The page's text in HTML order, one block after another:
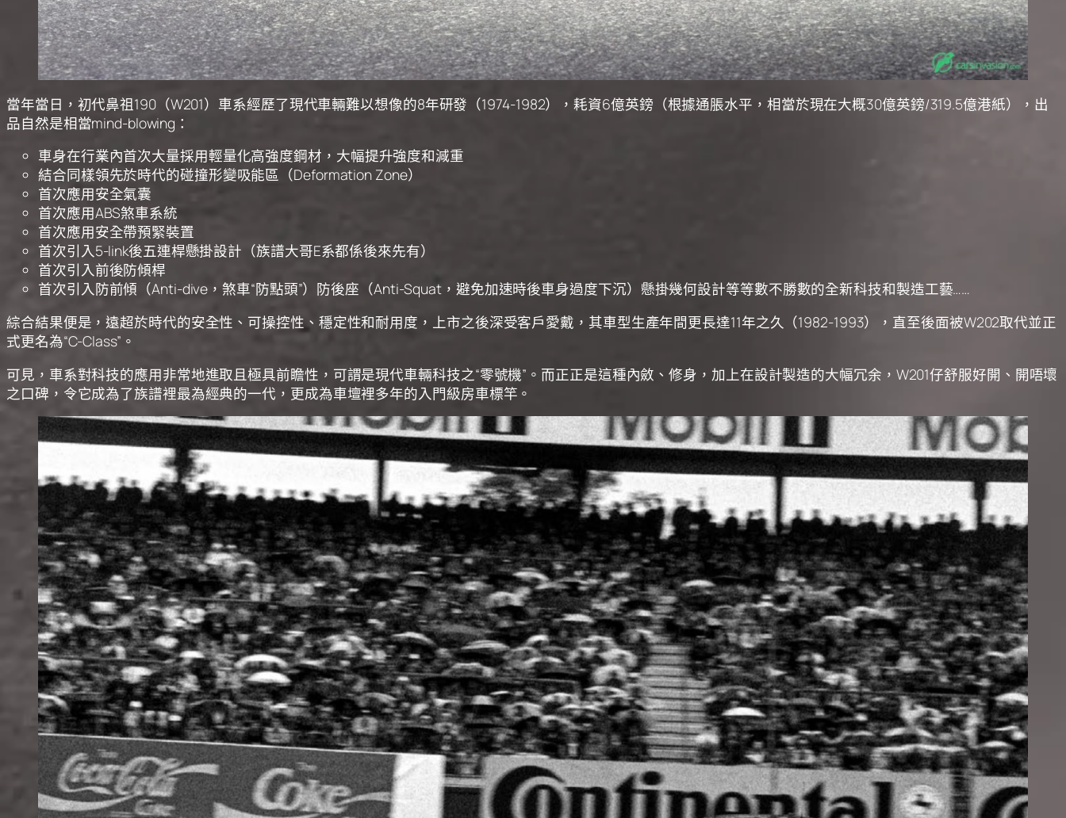
當年當日，初代鼻祖190（W201）車系經歷了現代車輛難以想像的8年研發（1974-1982），耗資6億英鎊（根據通脹水平，相當於現在大概30億英鎊/319.5億港紙），出
品自然是相當mind-blowing：
車身在行業內首次大量採用輕量化高強度鋼材，大幅提升強度和減重
結合同樣領先於時代的碰撞形變吸能區（Deformation Zone）
首次應用安全氣囊
首次應用ABS煞車系統
首次應用安全帶預緊裝置
首次引入5-link後五連桿懸掛設計（族譜大哥E系都係後來先有）
首次引入前後防傾桿
首次引入防前傾（Anti-dive，煞車“防點頭”）防後座（Anti-Squat，避免加速時後車身過度下沉）懸掛幾何設計等等數不勝數的全新科技和製造工藝……
綜合結果便是，遠超於時代的安全性、可操控性、穩定性和耐用度，上市之後深受客戶愛戴，其車型生產年間更長達11年之久（1982-1993），直至後面被W202取代並正
式更名為“C-Class”。
可見，車系對科技的應用非常地進取且極具前瞻性，可謂是現代車輛科技之“零號機”。而正正是這種內斂、修身，加上在設計製造的大幅冗余，W201仔舒服好開、開唔壞
之口碑，令它成為了族譜裡最為經典的一代，更成為車壇裡多年的入門級房車標竿。